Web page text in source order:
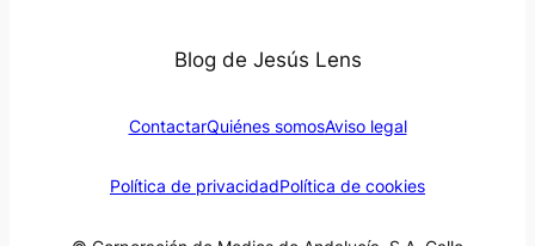
Blog de Jesús Lens
ContactarQuiénes somosAviso legal
Política de privacidadPolítica de cookies